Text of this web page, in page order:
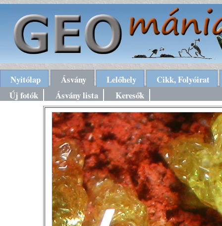
Nyitólap Ásvány Lelőhely
Cikk, Folyóirat
Új fotók
Ásvány lista Keresők